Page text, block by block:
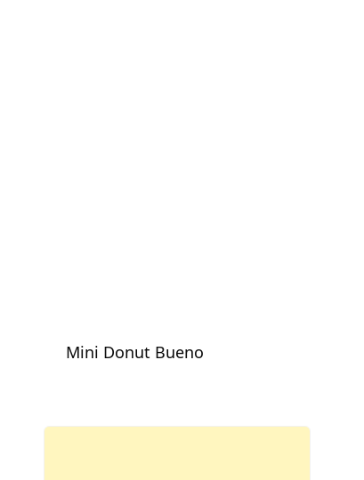
Mini Donut Bueno